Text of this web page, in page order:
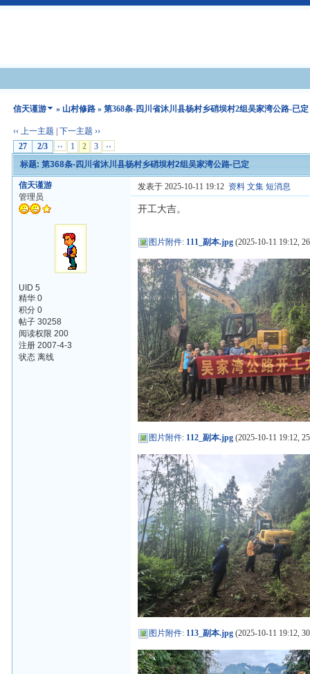
信天谨游 » 山村修路 » 第368条-四川省沐川县杨村乡硝坝村2组吴家湾公路-已定
‹‹ 上一主题 |下一主题 ››
27
2/3 ‹‹ 1 2 3 ››
标题: 第368条-四川省沐川县杨村乡硝坝村2组吴家湾公路-已定
信天谨游
管理员
UID 5
精华 0
积分 0
帖子 30258
阅读权限 200
注册 2007-4-3
状态 离线
发表于 2025-10-11 19:12 资料 文集 短消息
开工大吉。
图片附件: 111_副本.jpg (2025-10-11 19:12,
图片附件: 112_副本.jpg (2025-10-11 19:12,
图片附件: 113_副本.jpg (2025-10-11 19:12,